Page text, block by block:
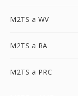
M2TS a WV
M2TS a RA
M2TS a PRC